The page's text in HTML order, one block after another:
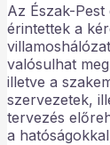
Az Észak-
érintettek a
valósulhat
illetve a
szervezetek,
tervezés
a